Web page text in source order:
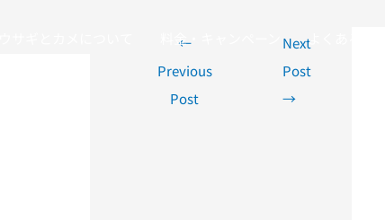
料金・キャンペーン よくある質問
←
Previous
Post
Next
Post
→